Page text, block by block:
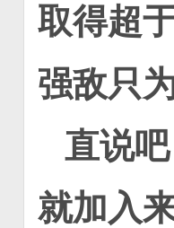
取得超
强敌只
直说
就加入